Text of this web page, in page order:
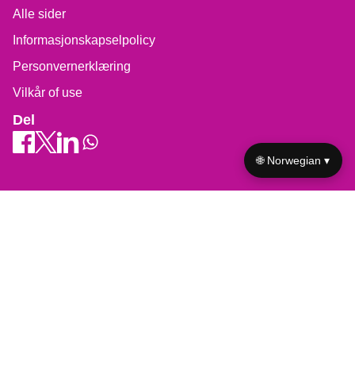
Alle sider
Informasjonskapselpolicy
Personvernerklæring
Vilkår of use
Del
🌐 Norwegian ▾